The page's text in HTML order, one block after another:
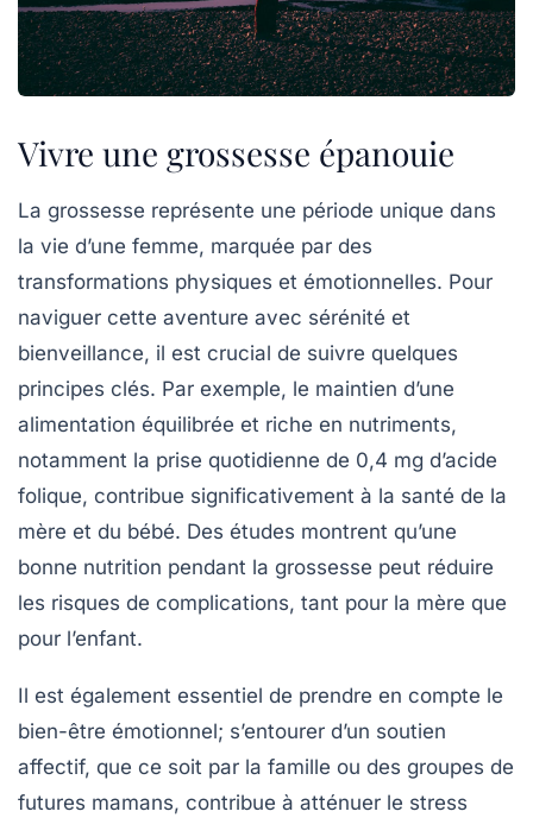
Vivre une grossesse épanouie
La grossesse représente une période unique dans
la vie d’une femme, marquée par des
transformations physiques et émotionnelles. Pour
naviguer cette aventure avec sérénité et
bienveillance, il est crucial de suivre quelques
principes clés. Par exemple, le maintien d’une
alimentation équilibrée et riche en nutriments,
notamment la prise quotidienne de 0,4 mg d’acide
folique, contribue significativement à la santé de la
mère et du bébé. Des études montrent qu’une
bonne nutrition pendant la grossesse peut réduire
les risques de complications, tant pour la mère que
pour l’enfant.
Il est également essentiel de prendre en compte le
bien-être émotionnel; s’entourer d’un soutien
affectif, que ce soit par la famille ou des groupes de
futures mamans, contribue à atténuer le stress